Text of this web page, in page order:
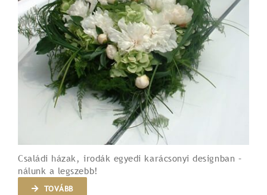
Családi házak, irodák egyedi karácsonyi designban –
nálunk a legszebb!
TOVÁBB